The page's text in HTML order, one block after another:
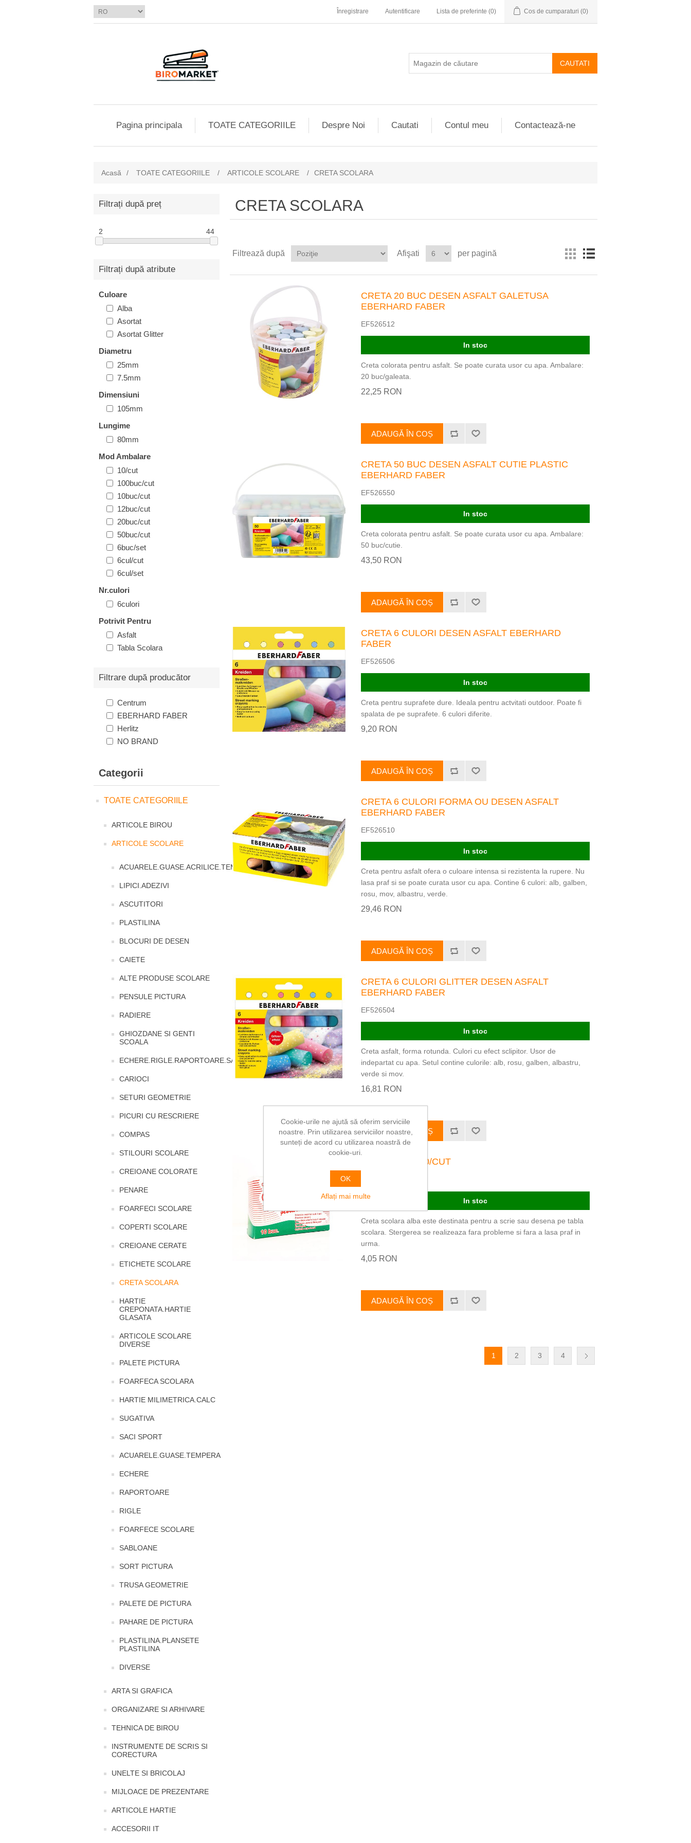
Înregistrare Autentificare Lista de preferinte (0) Cos de cumparaturi (0)
CAUTATI
Pagina principala TOATE CATEGORIILE Despre Noi Cautati Contul meu Contactează-ne
Acasă / TOATE CATEGORIILE / ARTICOLE SCOLARE / CRETA SCOLARA
Filtrați după preț
2 44
Filtrați după atribute
Culoare
Alba
Asortat
Asortat Glitter
Diametru
25mm
7.5mm
Dimensiuni
105mm
Lungime
80mm
Mod Ambalare
10/cut
100buc/cut
10buc/cut
12buc/cut
20buc/cut
50buc/cut
6buc/set
6cul/cut
6cul/set
Nr.culori
6culori
Potrivit Pentru
Asfalt
Tabla Scolara
Filtrare după producător
Centrum
EBERHARD FABER
Herlitz
NO BRAND
Categorii
TOATE CATEGORIILE
ARTICOLE BIROU
ARTICOLE SCOLARE
ACUARELE.GUASE.ACRILICE.TEMPERA
LIPICI.ADEZIVI
ASCUTITORI
PLASTILINA
BLOCURI DE DESEN
CAIETE
ALTE PRODUSE SCOLARE
PENSULE PICTURA
RADIERE
GHIOZDANE SI GENTI
SCOALA
ECHERE.RIGLE.RAPORTOARE.SABLOANE
CARIOCI
SETURI GEOMETRIE
PICURI CU RESCRIERE
COMPAS
STILOURI SCOLARE
CREIOANE COLORATE
PENARE
FOARFECI SCOLARE
COPERTI SCOLARE
CREIOANE CERATE
ETICHETE SCOLARE
CRETA SCOLARA
HARTIE
CREPONATA.HARTIE
GLASATA
ARTICOLE SCOLARE
DIVERSE
PALETE PICTURA
FOARFECA SCOLARA
HARTIE MILIMETRICA.CALC
SUGATIVA
SACI SPORT
ACUARELE.GUASE.TEMPERA
ECHERE
RAPORTOARE
RIGLE
FOARFECE SCOLARE
SABLOANE
SORT PICTURA
TRUSA GEOMETRIE
PALETE DE PICTURA
PAHARE DE PICTURA
PLASTILINA.PLANSETE
PLASTILINA
DIVERSE
ARTA SI GRAFICA
ORGANIZARE SI ARHIVARE
TEHNICA DE BIROU
INSTRUMENTE DE SCRIS SI
CORECTURA
UNELTE SI BRICOLAJ
MIJLOACE DE PREZENTARE
ARTICOLE HARTIE
ACCESORII IT
CRETA SCOLARA
Filtrează după Afişati per pagină
CRETA 20 BUC DESEN ASFALT GALETUSA
EBERHARD FABER
EF526512
In stoc
Creta colorata pentru asfalt. Se poate curata usor cu apa. Ambalare:
20 buc/galeata.
22,25 RON
ADAUGĂ ÎN COȘ
CRETA 50 BUC DESEN ASFALT CUTIE PLASTIC
EBERHARD FABER
EF526550
In stoc
Creta colorata pentru asfalt. Se poate curata usor cu apa. Ambalare:
50 buc/cutie.
43,50 RON
ADAUGĂ ÎN COȘ
CRETA 6 CULORI DESEN ASFALT EBERHARD
FABER
EF526506
In stoc
Creta pentru suprafete dure. Ideala pentru actvitati outdoor. Poate fi
spalata de pe suprafete. 6 culori diferite.
9,20 RON
ADAUGĂ ÎN COȘ
CRETA 6 CULORI FORMA OU DESEN ASFALT
EBERHARD FABER
EF526510
In stoc
Creta pentru asfalt ofera o culoare intensa si rezistenta la rupere. Nu
lasa praf si se poate curata usor cu apa. Contine 6 culori: alb, galben,
rosu, mov, albastru, verde.
29,46 RON
ADAUGĂ ÎN COȘ
CRETA 6 CULORI GLITTER DESEN ASFALT
EBERHARD FABER
EF526504
In stoc
Creta asfalt, forma rotunda. Culori cu efect sclipitor. Usor de
indepartat cu apa. Setul contine culorile: alb, rosu, galben, albastru,
verde si mov.
16,81 RON
ADAUGĂ ÎN COȘ
CRETA ALBA 10/CUT
In stoc
Creta scolara alba este destinata pentru a scrie sau desena pe tabla
scolara. Stergerea se realizeaza fara probleme si fara a lasa praf in
urma.
4,05 RON
ADAUGĂ ÎN COȘ
1 2 3 4
Cookie-urile ne ajută să oferim serviciile
noastre. Prin utilizarea serviciilor noastre,
sunteți de acord cu utilizarea noastră de
cookie-uri.
OK
Aflați mai multe